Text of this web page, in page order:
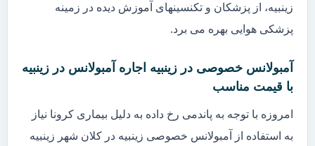
زینبیه، از پزشکان و تکنسینهای آموزش دیده در زمینه
پزشکی هوایی بهره می برد.
آمبولانس خصوصی در زینبیه اجاره آمبولانس در زینبیه
با قیمت مناسب
امروزه با توجه به پاندمی رخ داده به دلیل بیماری کرونا نیاز
به استفاده از آمبولانس خصوصی زینبیه در کلان شهر زینبیه